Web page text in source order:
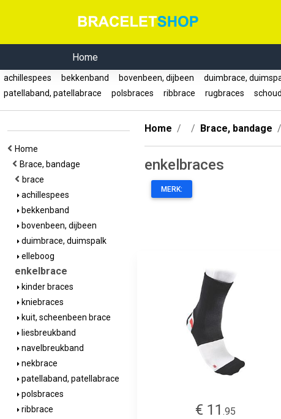
Home
achillespees bekkenband bovenbeen, dijbeen duimbrace,
patellaband, patellabrace
polsbraces ribbrace rugbraces
Home
Brace, bandage
brace
achillespees
bekkenband
bovenbeen, dijbeen
duimbrace, duimspalk
elleboog
enkelbrace
kinder braces
kniebraces
kuit, scheenbeen brace
liesbreukband
navelbreukband
nekbrace
patellaband, patellabrace
polsbraces
ribbrace
Home Brace, bandage
enkelbraces
MERK:
€ 11 .95